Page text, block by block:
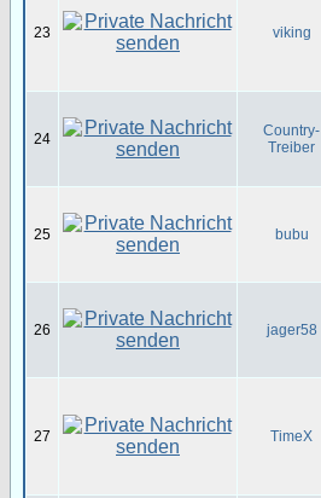
23 viking
24
Country-
Treiber
25 bubu
26 jager58
27 TimeX